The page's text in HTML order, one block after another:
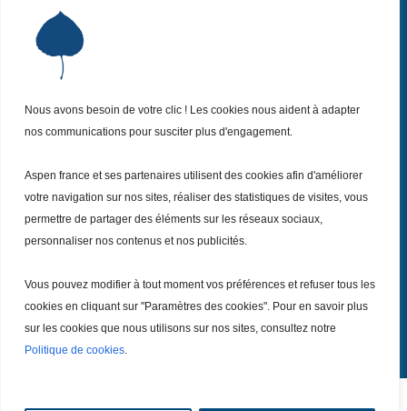
Nous avons besoin de votre clic ! Les cookies nous aident à adapter
nos communications pour susciter plus d'engagement.
Aspen france et ses partenaires utilisent des cookies afin d'améliorer
votre navigation sur nos sites, réaliser des statistiques de visites, vous
permettre de partager des éléments sur les réseaux sociaux,
personnaliser nos contenus et nos publicités.
Vous pouvez modifier à tout moment vos préférences et refuser tous les
cookies en cliquant sur "Paramètres des cookies". Pour en savoir plus
sur les cookies que nous utilisons sur nos sites, consultez notre
Politique de cookies.
P Institut Aspen France
P Qui sommes-nous ?
Nos missions
P Nos actualités
P Nos évènements
Inscrivez vousà notre Newsletter
Je m’inscris